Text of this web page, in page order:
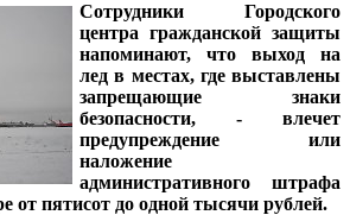
Сотрудники Городского
центра гражданской защиты
напоминают, что выход на
лед в местах, где выставлены
запрещающие знаки
безопасности, - влечет
предупреждение или
наложение
административного штрафа
от пятисот до одной тысячи рублей.